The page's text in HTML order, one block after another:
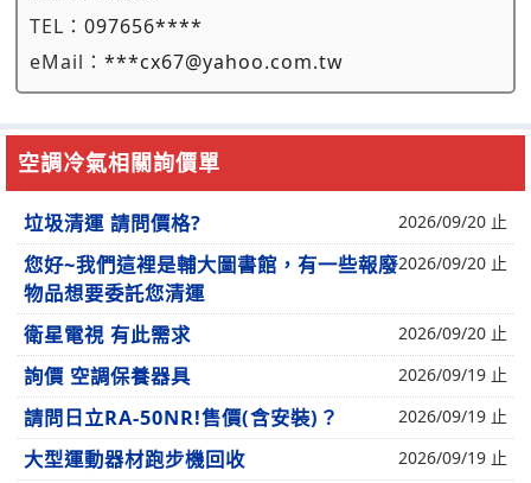
TEL： 097656****
eMail： ***cx67@yahoo.com.tw
空調冷氣相關詢價單
垃圾清運 請問價格? 2026/09/20 止
您好~我們這裡是輔大圖書館，有一些報廢
物品想要委託您清運
2026/09/20 止
衛星電視 有此需求 2026/09/20 止
詢價 空調保養器具 2026/09/19 止
請問日立RA-50NR!售價(含安裝)？ 2026/09/19 止
大型運動器材跑步機回收 2026/09/19 止